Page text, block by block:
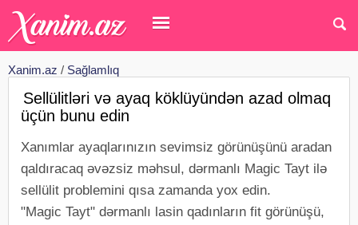
Xanim.az / Sağlamlıq
Sellülitləri və ayaq köklüyündən azad olmaq
üçün bunu edin
Xanımlar ayaqlarınızın sevimsiz görünüşünü aradan
qaldıracaq əvəzsiz məhsul, dərmanlı Magic Tayt ilə
sellülit problemini qısa zamanda yox edin.
"Magic Tayt" dərmanlı lasin qadınların fit görünüşü,